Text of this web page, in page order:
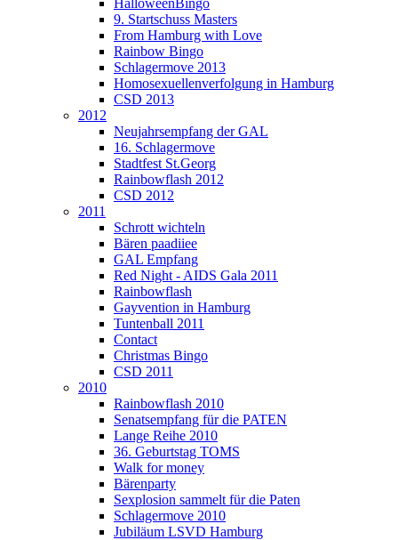
HalloweenBingo
9. Startschuss Masters
From Hamburg with Love
Rainbow Bingo
Schlagermove 2013
Homosexuellenverfolgung in Hamburg
CSD 2013
2012
Neujahrsempfang der GAL
16. Schlagermove
Stadtfest St.Georg
Rainbowflash 2012
CSD 2012
2011
Schrott wichteln
Bären paadiiee
GAL Empfang
Red Night - AIDS Gala 2011
Rainbowflash
Gayvention in Hamburg
Tuntenball 2011
Contact
Christmas Bingo
CSD 2011
2010
Rainbowflash 2010
Senatsempfang für die PATEN
Lange Reihe 2010
36. Geburtstag TOMS
Walk for money
Bärenparty
Sexplosion sammelt für die Paten
Schlagermove 2010
Jubiläum LSVD Hamburg